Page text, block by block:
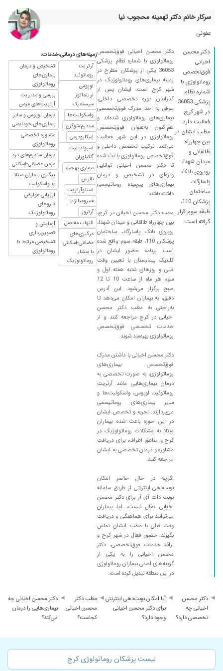
کمردردداشتم ونسبت به قبل کمی بهترم ۱۴۰۰/۰۷/۲۳
۱۴۰۰/۰۳/۲۴
بی نهایت کارشون حرف نداره ۱۳۹۹/۰۷/۲۰
مشکل آفت دهان داشتم که به کمک دکتراخیانی
تونستم کاملا درمان کنم
۱۴۰۰/۰۸/۲۶
خیلی خوبه ۱۳۹۹/۱۱/۲۰
خوب بوده راضیم ۱۴۰۰/۰۲/۱۳
عالی درجه یک ۱۴۰۰/۱۱/۲۸
تشخیص عالی در حال درمان هستم ۱۳۹۹/۱۰/۱۱
مشکل روماتیسم داشتم و تغریبا حل شد ۱۴۰۰/۰۲/۱۱
بسیار دکتر خوب و باسوادی هستن ۱۴۰۰/۰۱/۲۶
عالی بوده ۱۴۰۰/۰۸/۱۵
دیسک گردنمو تشخیص دادن خیلی خوب نتیجه
گرفتم
خیلی دکتر عالی هستن روماتیسم دارم ده ساله
مریضان هستم
۱۴۰۰/۰۶/۲۳
استخوان درد ۱۴۰۰/۰۱/۰۸
بابت درد کمر پدرم مراجعه کرده بودیم و بعد
خدارو شکر هچ موردی دیگر مشاهده نشده است.
بهترین است الان 2روزمادرم ازدرد هوارمیکشه
نمیدونیم چطوری نوبت بگیریم
مشکلم آرتروز بوده و با مصرف دارو خیییلی بهتر
روماتیسم و بهبود یافتم
خوب بودن از
در مراحل اولیه هستم
با سلام ...درد عضلانی
مشکل ورم مفاصل دست داشتم به لطف خدا و دکتر
اخیانی خیلی بهترم
خوب بود
دکتر خوبیه
نظرم عالی
رماتیسم شدید داشتم و الان تقریبا خوب شدم ب
کمک ایشون و یاری خداوند
کمر و زانو درد
عالی.با سواد.با تجربه
تشخیص دادند که روماتیسم ندارم و
روماتیسم پوستی داشتم اما خدارو شکر الان بهترم
نسبت به قبل الان کنترل شده اس بیماریم
خوب بود ۱۴۰۰/۰۴/۱۹
فوق العاده
فعلا تحت ددمان ۱۴۰۰/۰۹/۲۰
من یکبار رفتم ولی یکی از فامیل 4ساله تحت درمان
سرکار خانم دکتر تهمینه محجوب نیا
عفونی
دکتر محسن
اخیانی
فوق‌تخصص
روماتولوژی با
شماره نظام
پزشکی 36053
در شهر کرج
فعالیت دارد.
مطب ایشان در
بین چهارراه
طالقانی و
میدان شهدا،
روبروی بانک
پاسارگاد،
ساختمان
پزشکان 110،
طبقه سوم قرار
گرفته است.
دکتر محسن اخیانی فوق‌تخصص
روماتولوژی با شماره نظام پزشکی
36053 یکی از پزشکان مطرح در
زمینه بیماری‌های روماتولوژیک در
شهر کرج است. ایشان پس از
گذراندن دوره تخصصی داخلی،
موفق به اخذ مدرک فوق‌تخصصی
بیماری‌های روماتولوژی شده‌اند و
هم‌اکنون به‌عنوان فوق‌تخصص
روماتولوژی در این شهر فعالیت
می‌کنند. ترکیب تخصص داخلی و
فوق‌تخصص روماتولوژی باعث شده
تا دکتر محسن اخیانی توانایی
ویژه‌ای در تشخیص و درمان
بیماری‌های پیچیده روماتیسمی
داشته باشند.
مطب دکتر محسن اخیانی در کرج،
بین چهارراه طالقانی و میدان شهدا،
روبروی بانک پاسارگاد، ساختمان
پزشکان 110، طبقه سوم واقع شده
است. برنامه حضور ایشان در
کلینیک بیمارستان با تعیین وقت
قبلی و روزهای شنبه هفته اول و
سوم هر ماه از ساعت 10 تا 12
صبح برگزار می‌شود. این آدرس
دقیق، به بیماران امکان می‌دهد تا
به‌راحتی به مطب دکتر محسن
اخیانی در کرج مراجعه کنند و از
خدمات تخصصی فوق‌تخصص
روماتولوژی بهره‌مند شوند.
دکتر محسن اخیانی با داشتن مدرک
فوق‌تخصص بیماری‌های
روماتولوژی، به صورت تخصصی به
درمان بیماری‌هایی مانند آرتریت
روماتوئید، لوپوس، واسکولیت‌ها و
سایر بیماری‌های روماتیسمی
می‌پردازند. تجربه و تخصص ایشان
در این حوزه باعث شده بیماران
مبتلا به مشکلات روماتولوژیک در
کرج و مناطق اطراف، برای دریافت
مشاوره و درمان تخصصی به ایشان
مراجعه کنند.
اگرچه در حال حاضر امکان
نوبت‌دهی اینترنتی از طریق سامانه
نوبت دات آی آر برای دکتر محسن
اخیانی فعال نیست، اما بیماران
می‌توانند برای هماهنگی و دریافت
وقت قبلی با مطب ایشان تماس
بگیرند. حضور فعال در شهر کرج و
ارائه خدمات فوق‌تخصصی، دکتر
محسن اخیانی را به یکی از
گزینه‌های اصلی بیماران روماتولوژی
در این منطقه تبدیل کرده است.
زمینه‌های درمانی:
آرتریت
روماتوئید
لوپوس
اریتماتوز
سیستمیک
واسکولیت‌ها
سندرم شوگرن
اسکلرودرمی
اسپوندیلیت
آنکیلوزان
بیماری بهجت
نقرس
استئوآرتریت
فیبرومیالژیا
آرتروز
التهاب مفاصل
درگیری‌های
عضلانی-اسکلتی
با منشاء
روماتولوژیک
خدمات:
تشخیص و درمان
بیماری‌های
روماتولوژی
بررسی و مدیریت
آرتریت‌های مزمن
درمان لوپوس و سایر
بیماری‌های خودایمنی
مشاوره تخصصی
روماتولوژی
درمان سندرم‌های درد
مزمن عضلانی-اسکلتی
پیگیری بیماران مبتلا
به واسکولیت
ارزیابی عوارض
داروهای
روماتولوژیک
آزمایش و
تصویربرداری
تشخیصی مرتبط با
روماتولوژی
دکتر محسن
اخیانی چه
تخصصی دارد؟
آیا امکان نوبت‌دهی اینترنتی
برای دکتر محسن اخیانی
وجود دارد؟
مطب دکتر
محسن اخیانی
کجاست؟
دکتر محسن اخیانی چه
بیماری‌هایی را درمان
می‌کند؟
لیست پزشکان روماتولوژی کرج